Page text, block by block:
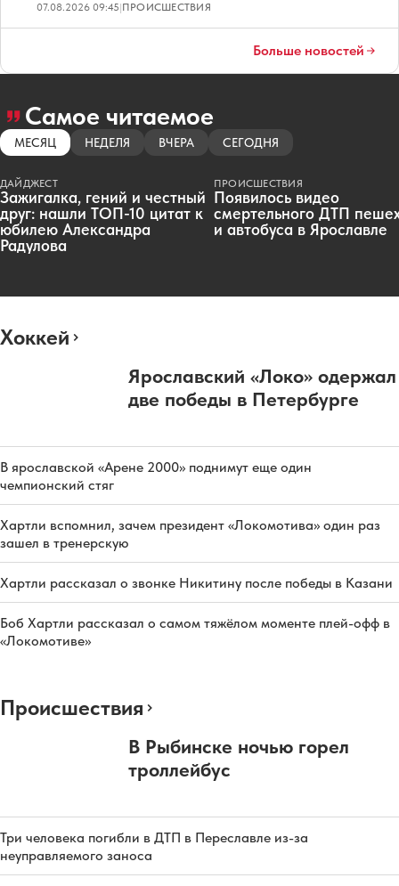
07.08.2026 09:45|ПРОИСШЕСТВИЯ
Больше новостей
Самое читаемое
МЕСЯЦ НЕДЕЛЯ ВЧЕРА СЕГОДНЯ
ДАЙДЖЕСТ
Зажигалка, гений и честный
друг: нашли ТОП-10 цитат к
юбилею Александра
Радулова
ПРОИСШЕСТВИЯ
Появилось видео
смертельного ДТП
и автобуса в Ярославле
Хоккей
Ярославский «Локо» одержал
две победы в Петербурге
В ярославской «Арене 2000» поднимут еще один
чемпионский стяг
Хартли вспомнил, зачем президент «Локомотива» один раз
зашел в тренерскую
Хартли рассказал о звонке Никитину после победы в Казани
Боб Хартли рассказал о самом тяжёлом моменте плей-офф в
«Локомотиве»
Происшествия
В Рыбинске ночью горел
троллейбус
Три человека погибли в ДТП в Переславле из-за
неуправляемого заноса